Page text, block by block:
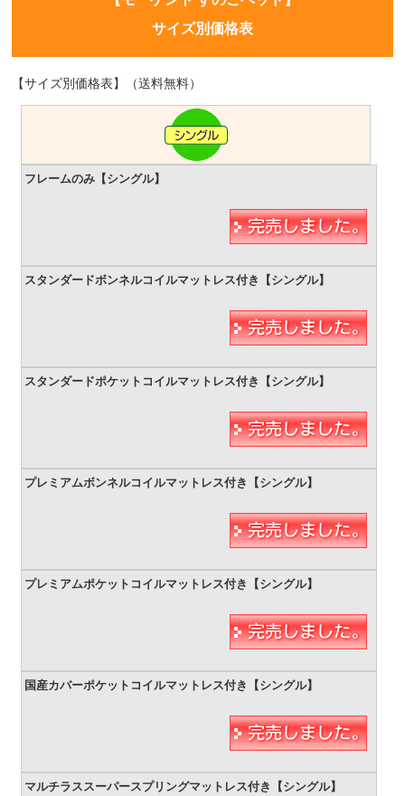
サイズ別価格表
【サイズ別価格表】（送料無料）